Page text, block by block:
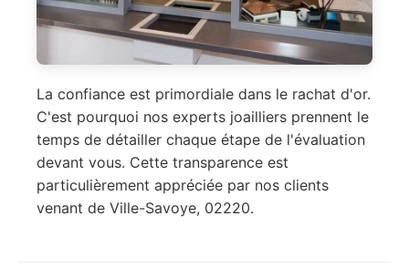
La confiance est primordiale dans le rachat d'or.
C'est pourquoi nos experts joailliers prennent le
temps de détailler chaque étape de l'évaluation
devant vous. Cette transparence est
particulièrement appréciée par nos clients
venant de Ville-Savoye, 02220.